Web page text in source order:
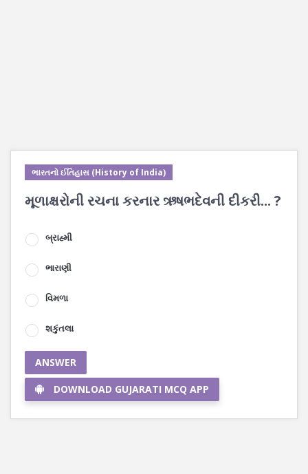
ભારતનો ઈતિહાસ (History of India)
મૂળાક્ષરોની રચના કરનાર ઋષભદેવની દીકરી... ?
બ્રાહ્મી
ભારાણી
વિમળા
શકુંતલા
ANSWER
DOWNLOAD GUJARATI MCQ APP